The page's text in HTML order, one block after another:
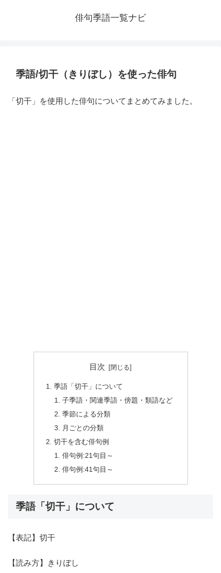
俳句季語一覧ナビ
季語/切干（きりぼし）を使った俳句
「切干」を使用した俳句についてまとめてみました。
目次
季語「切干」について
子季語・関連季語・傍題・類語など
季節による分類
月ごとの分類
切干を含む俳句例
俳句例:21句目～
俳句例:41句目～
季語「切干」について
【表記】切干
【読み方】きりぼし